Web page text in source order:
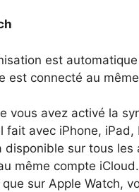
est
est connecté au
vous avez activé la
fait avec iPhone, iPad,
disponible sur tous les
même compte
sur Apple Watch,